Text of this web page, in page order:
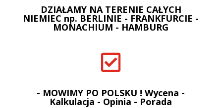
DZIAŁAMY NA TERENIE CAŁYCH
NIEMIEC np. BERLINIE - FRANKFURCIE -
MONACHIUM - HAMBURG

- MOWIMY PO POLSKU ! Wycena -
Kalkulacja - Opinia - Porada